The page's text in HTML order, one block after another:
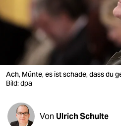
wahrheit
verlag
verlag
shop
Ach, Münte, es ist schade, dass du
Bild: dpa
Von Ulrich Schulte